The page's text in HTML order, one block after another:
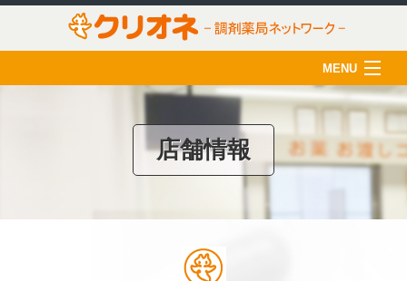
MENU
薬剤師の育成
店舗情報